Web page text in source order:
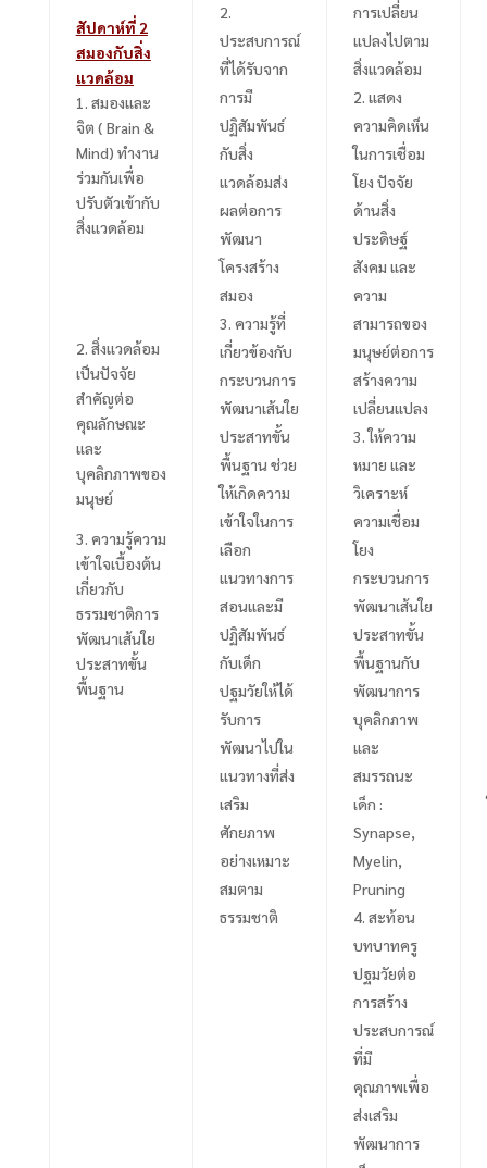
สัปดาห์ที่ 2
สมองกับสิ่ง
แวดล้อม
1. สมองและ
จิต ( Brain &
Mind) ทำงาน
ร่วมกันเพื่อ
ปรับตัวเข้ากับ
สิ่งแวดล้อม
2. สิ่งแวดล้อม
เป็นปัจจัย
สำคัญต่อ
คุณลักษณะ
และ
บุคลิกภาพของ
มนุษย์
3. ความรู้ความ
เข้าใจเบื้องต้น
เกี่ยวกับ
ธรรมชาติการ
พัฒนาเส้นใย
ประสาทขั้น
พื้นฐาน
ประสบการณ์
ที่ได้รับจาก
การมี
ปฏิสัมพันธ์
กับสิ่ง
แวดล้อมส่ง
ผลต่อการ
พัฒนา
โครงสร้าง
สมอง
ความรู้ที่
เกี่ยวข้องกับ
กระบวนการ
พัฒนาเส้นใย
ประสาทขั้น
พื้นฐาน ช่วย
ให้เกิดความ
เข้าใจในการ
เลือก
แนวทางการ
สอนและมี
ปฏิสัมพันธ์
กับเด็ก
ปฐมวัยให้ได้
รับการ
พัฒนาไปใน
แนวทางที่ส่ง
เสริม
ศักยภาพ
อย่างเหมาะ
สมตาม
ธรรมชาติ
การเปลี่ยน
แปลงไปตาม
สิ่งแวดล้อม
แสดง
ความคิดเห็น
ในการเชื่อม
โยง ปัจจัย
ด้านสิ่ง
ประดิษฐ์
สังคม และ
ความ
สามารถของ
มนุษย์ต่อการ
สร้างความ
เปลี่ยนแปลง
ให้ความ
หมาย และ
วิเคราะห์
ความเชื่อม
โยง
กระบวนการ
พัฒนาเส้นใย
ประสาทขั้น
พื้นฐานกับ
พัฒนาการ
บุคลิกภาพ
และ
สมรรถนะ
เด็ก :
Synapse,
Myelin,
Pruning
สะท้อน
บทบาทครู
ปฐมวัยต่อ
การสร้าง
ประสบการณ์
ที่มี
คุณภาพเพื่อ
ส่งเสริม
พัฒนาการ